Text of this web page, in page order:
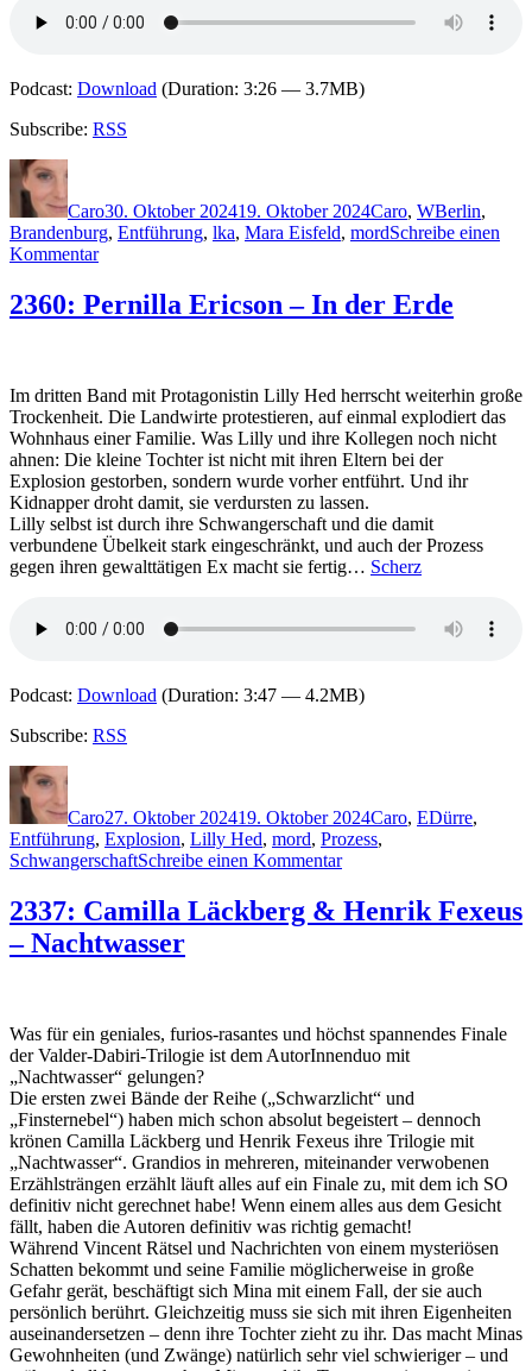
Podcast: Download (Duration: 3:26 — 3.7MB)
Subscribe: RSS
Autor
Caro30. Oktober 202419. Oktober 2024Caro, WBerlin,
Brandenburg, Entführung, lka, Mara Eisfeld, mordSchreibe einen
Kommentarzu
Steffen
Weinert
Fall
Katharina
S.
2360: Pernilla Ericson – In der Erde
Im dritten Band mit Protagonistin Lilly Hed herrscht weiterhin große
Trockenheit. Die Landwirte protestieren, auf einmal explodiert das
Wohnhaus einer Familie. Was Lilly und ihre Kollegen noch nicht
ahnen: Die kleine Tochter ist nicht mit ihren Eltern bei der
Explosion gestorben, sondern wurde vorher entführt. Und ihr
Kidnapper droht damit, sie verdursten zu lassen.
Lilly selbst ist durch ihre Schwangerschaft und die damit
verbundene Übelkeit stark eingeschränkt, und auch der Prozess
gegen ihren gewalttätigen Ex macht sie fertig… Scherz
Podcast: Download (Duration: 3:47 — 4.2MB)
Subscribe: RSS
Autor
Caro27. Oktober 202419. Oktober 2024Caro, EDürre,
Entführung, Explosion, Lilly Hed, mord, Prozess,
SchwangerschaftSchreibe einen Kommentarzu
Pernilla
Ericson
2337: Camilla Läckberg & Henrik Fexeus
– Nachtwasser
Was für ein geniales, furios-rasantes und höchst spannendes Finale
der Valder-Dabiri-Trilogie ist dem AutorInnenduo mit
„Nachtwasser“ gelungen?
Die ersten zwei Bände der Reihe („Schwarzlicht“ und
„Finsternebel“) haben mich schon absolut begeistert – dennoch
krönen Camilla Läckberg und Henrik Fexeus ihre Trilogie mit
„Nachtwasser“. Grandios in mehreren, miteinander verwobenen
Erzählsträngen erzählt läuft alles auf ein Finale zu, mit dem ich SO
definitiv nicht gerechnet habe! Wenn einem alles aus dem Gesicht
fällt, haben die Autoren definitiv was richtig gemacht!
Während Vincent Rätsel und Nachrichten von einem mysteriösen
Schatten bekommt und seine Familie möglicherweise in große
Gefahr gerät, beschäftigt sich Mina mit einem Fall, der sie auch
persönlich berührt. Gleichzeitig muss sie sich mit ihren Eigenheiten
auseinandersetzen – denn ihre Tochter zieht zu ihr. Das macht Minas
Gewohnheiten (und Zwänge) natürlich sehr viel schwieriger – und